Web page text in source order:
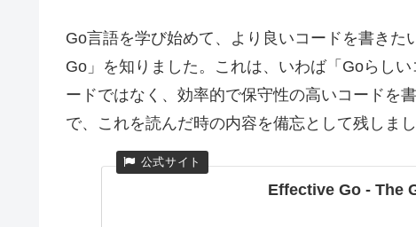
Go言語を学び始めて、より良いコードを書き
Go」を知りました。これは、いわば「Goらし
ードではなく、効率的で保守性の高いコードを
で、これを読んだ時の内容を備忘として残しまし
Effective Go - The